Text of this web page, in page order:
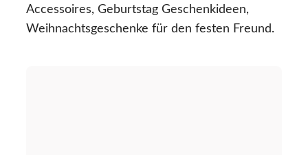
Accessoires, Geburtstag Geschenkideen,
Weihnachtsgeschenke für den festen Freund.